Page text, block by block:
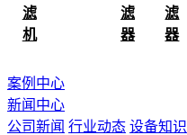
滤
机
滤
器
滤
器
案例中心
新闻中心
公司新闻 行业动态 设备知识